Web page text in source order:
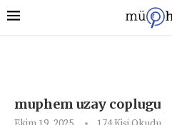
muphem uzay coplugu